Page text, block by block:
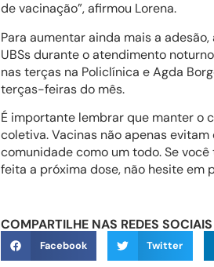
de vacinação”, afirmou Lorena.
Para aumentar ainda mais a
UBSs durante o atendimento
nas terças na Policlínica e Agda
terças-feiras do mês.
É importante lembrar que manter o
coletiva. Vacinas não apenas
comunidade como um todo. Se
feita a próxima dose, não hesite em
COMPARTILHE NAS REDES SOCIAIS
Facebook Twitter